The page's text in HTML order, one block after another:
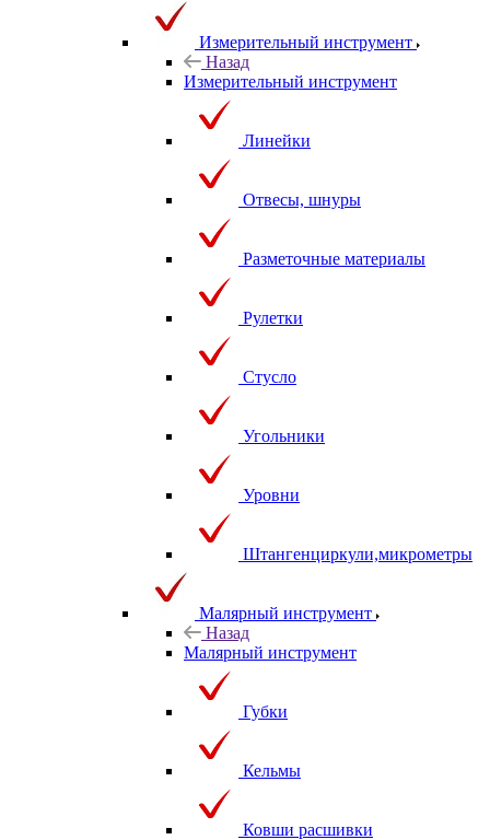
Измерительный инструмент
Назад
Измерительный инструмент
Линейки
Отвесы, шнуры
Разметочные материалы
Рулетки
Стусло
Угольники
Уровни
Штангенциркули,микрометры
Малярный инструмент
Назад
Малярный инструмент
Губки
Кельмы
Ковши расшивки